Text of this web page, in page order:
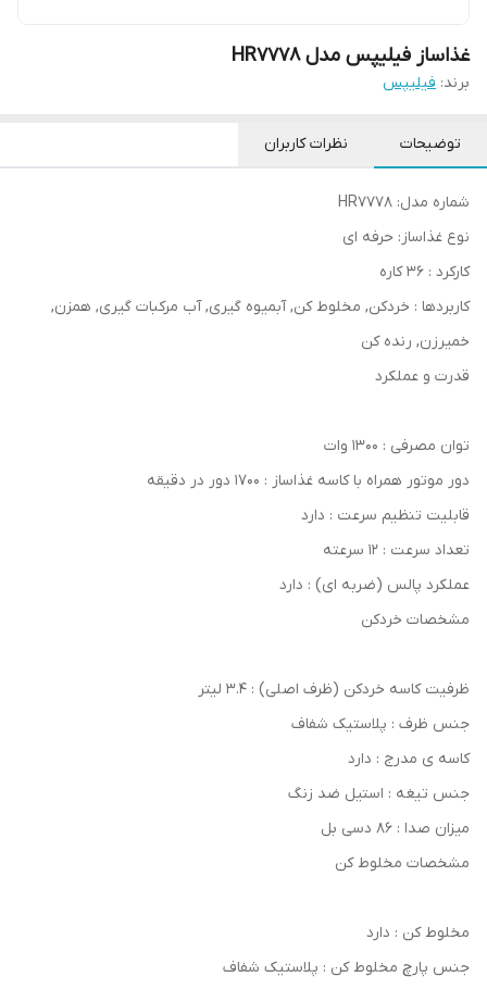
غذاساز فیلیپس مدل HR7778
برند: فیلیپس
توضیحات نظرات کاربران
شماره مدل: HR7778
نوع غذاساز: حرفه ای
کارکرد : 36 کاره
کاربردها : خردکن, مخلوط کن, آبمیوه گیری, آب مرکبات گيری, همزن,
خمیرزن, رنده کن
قدرت و عملکرد
توان مصرفی : 1300 وات
دور موتور همراه با کاسه غذاساز : 1700 دور در دقیقه
قابلیت تنظيم سرعت : دارد
تعداد سرعت : 12 سرعته
عملکرد پالس (ضربه ای) : دارد
مشخصات خردکن
ظرفیت کاسه خردکن (ظرف اصلی) : 3.4 لیتر
جنس ظرف : پلاستیک شفاف
کاسه ی مدرج : دارد
جنس تیغه : استیل ضد زنگ
میزان صدا : 86 دسی بل
مشخصات مخلوط کن
مخلوط کن : دارد
جنس پارچ مخلوط کن : پلاستیک شفاف